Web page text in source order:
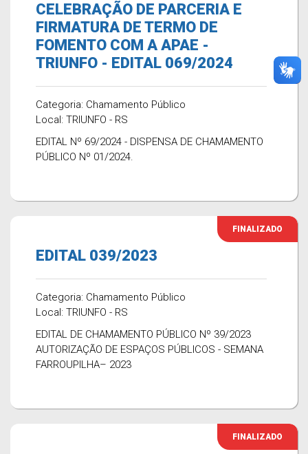
CELEBRAÇÃO DE PARCERIA E
FIRMATURA DE TERMO DE
FOMENTO COM A APAE -
TRIUNFO - EDITAL 069/2024
Categoria: Chamamento Público
Local: TRIUNFO - RS
EDITAL Nº 69/2024 - DISPENSA DE CHAMAMENTO
PÚBLICO Nº 01/2024.
FINALIZADO
EDITAL 039/2023
Categoria: Chamamento Público
Local: TRIUNFO - RS
EDITAL DE CHAMAMENTO PÚBLICO Nº 39/2023
AUTORIZAÇÃO DE ESPAÇOS PÚBLICOS - SEMANA
FARROUPILHA– 2023
FINALIZADO